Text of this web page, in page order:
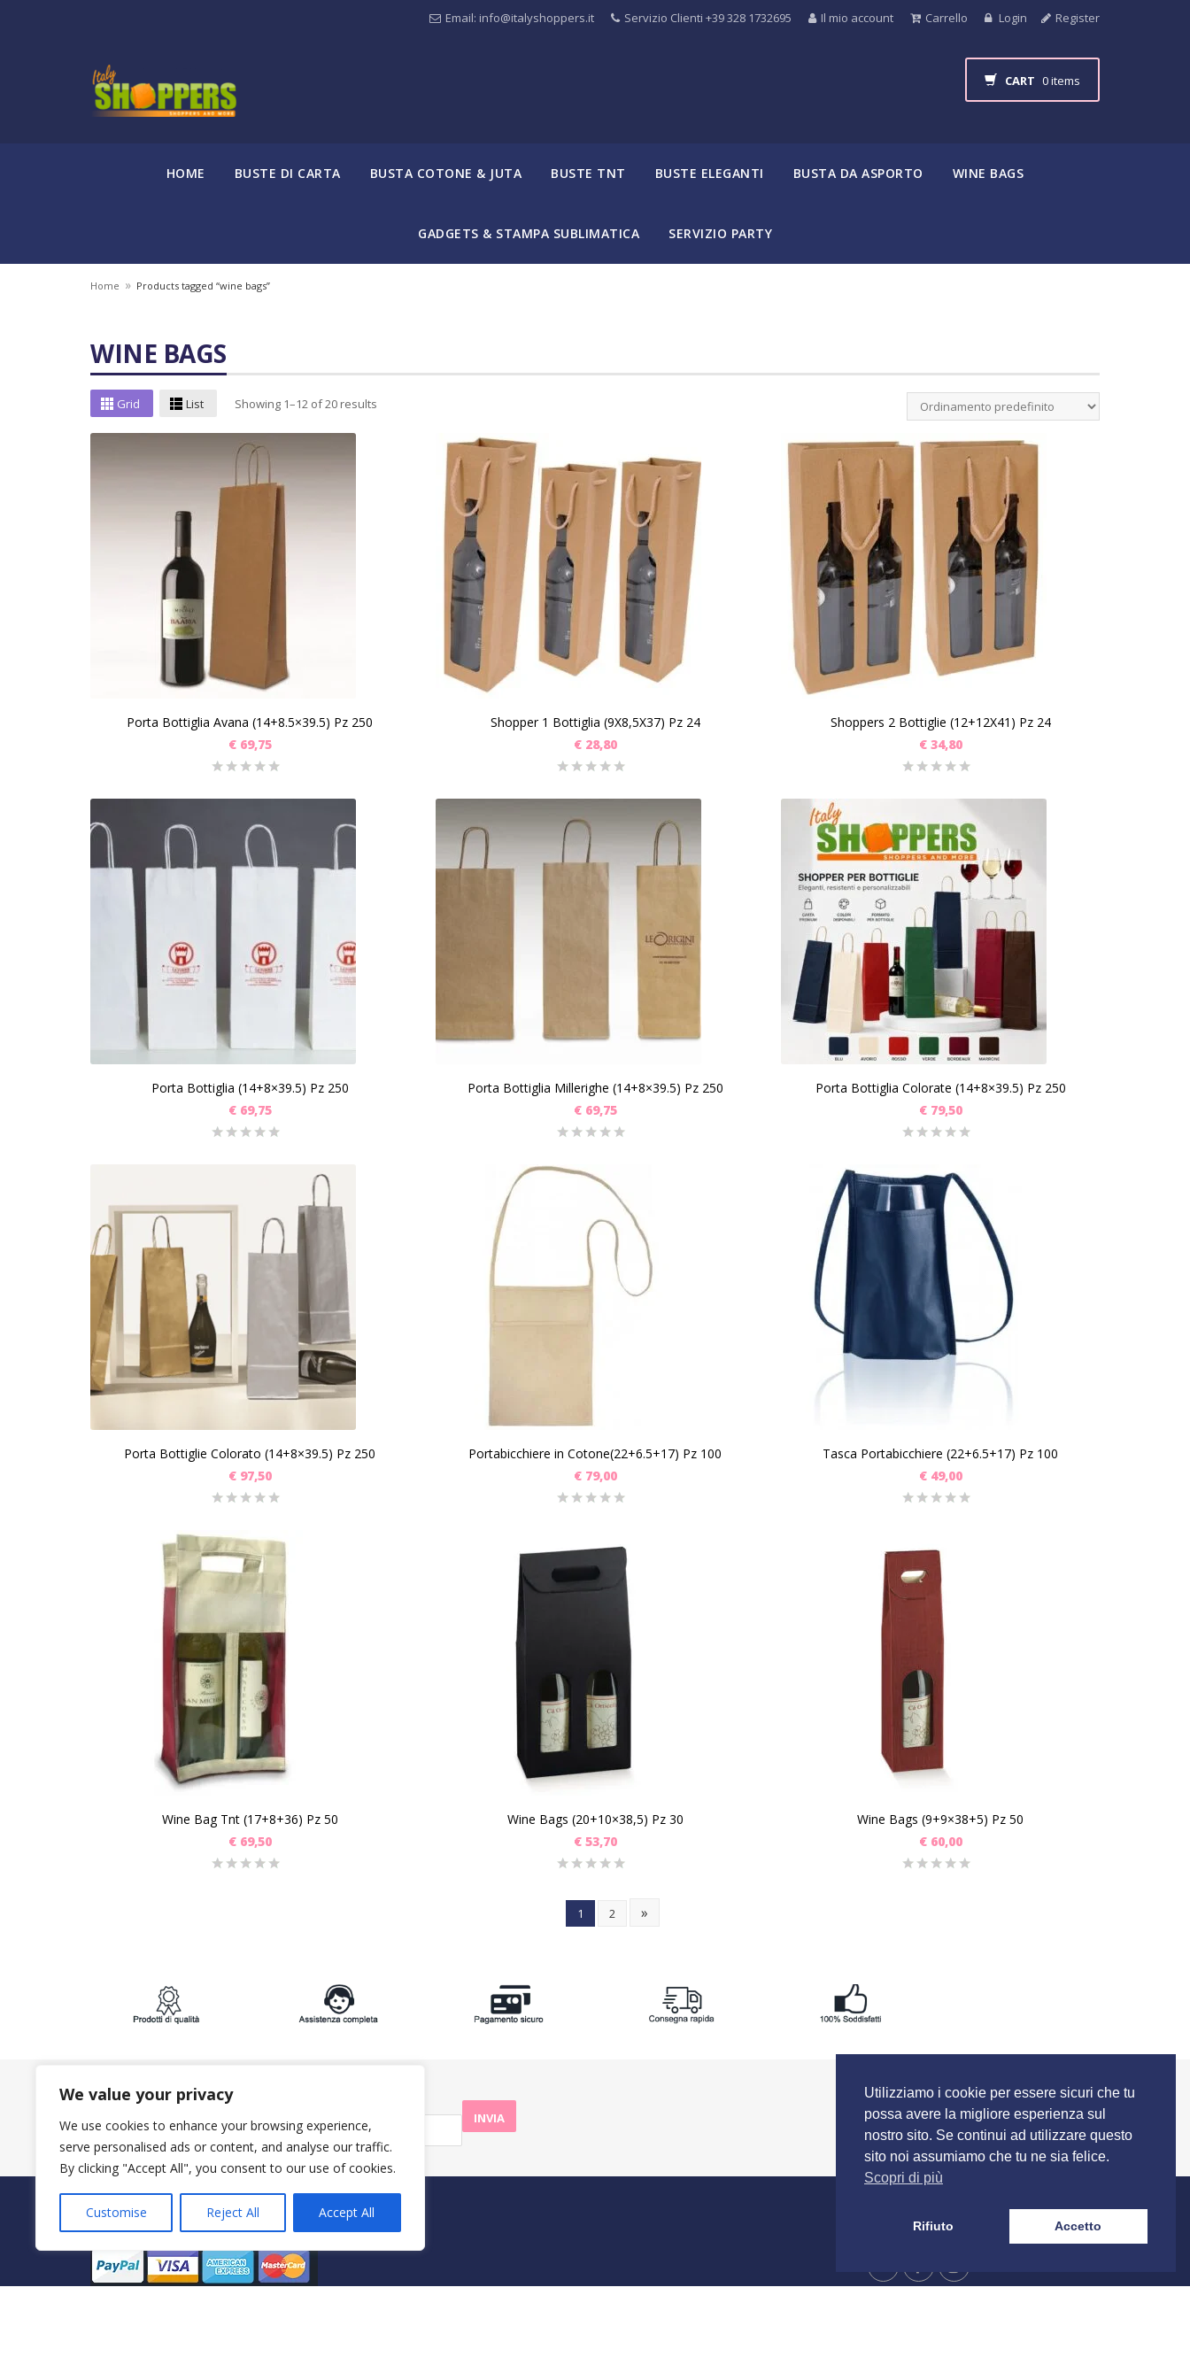
We value your privacy
We use cookies to enhance your browsing experience,
serve personalised ads or content, and analyse our traffic.
By clicking "Accept All", you consent to our use of cookies.
Customise Reject All Accept All
Email: info@italyshoppers.it Servizio Clienti +39 328 1732695 Il mio account Carrello Login Register
CART 0 items
HOME BUSTE DI CARTA BUSTA COTONE & JUTA BUSTE TNT BUSTE ELEGANTI BUSTA DA ASPORTO WINE BAGS
GADGETS & STAMPA SUBLIMATICA SERVIZIO PARTY
Home » Products tagged “wine bags”
WINE BAGS
Grid List Showing 1–12 of 20 results
Porta Bottiglia Avana (14+8.5×39.5) Pz 250
€69,75
Shopper 1 Bottiglia (9X8,5X37) Pz 24
€28,80
Shoppers 2 Bottiglie (12+12X41) Pz 24
€34,80
Porta Bottiglia (14+8×39.5) Pz 250
€69,75
Porta Bottiglia Millerighe (14+8×39.5) Pz 250
€69,75
Porta Bottiglia Colorate (14+8×39.5) Pz 250
€79,50
Porta Bottiglie Colorato (14+8×39.5) Pz 250
€97,50
Portabicchiere in Cotone(22+6.5+17) Pz 100
€79,00
Tasca Portabicchiere (22+6.5+17) Pz 100
€49,00
Wine Bag Tnt (17+8+36) Pz 50
€69,50
Wine Bags (20+10×38,5) Pz 30
€53,70
Wine Bags (9+9×38+5) Pz 50
€60,00
1 2 »
ISCRIVITI ALLA NEWSLETTER:
PAGAMENTI SICURI CON
Utilizziamo i cookie per essere sicuri che tu
possa avere la migliore esperienza sul
nostro sito. Se continui ad utilizzare questo
sito noi assumiamo che tu ne sia felice.
Scopri di più
Rifiuto Accetto